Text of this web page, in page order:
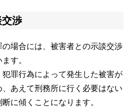
渉
場合には、被害者との示談交渉
す。
罪行為によって発生した被害が
あえて刑務所に行く必要はない
に傾くことになります。